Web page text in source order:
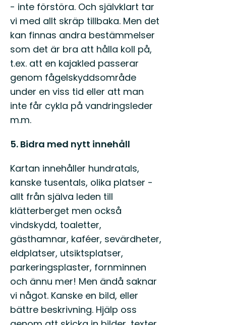
- inte förstöra. Och självklart tar
vi med allt skräp tillbaka. Men det
kan finnas andra bestämmelser
som det är bra att hålla koll på,
t.ex. att en kajakled passerar
genom fågelskyddsområde
under en viss tid eller att man
inte får cykla på vandringsleder
m.m.
5. Bidra med nytt innehåll
Kartan innehåller hundratals,
kanske tusentals, olika platser -
allt från själva leden till
klätterberget men också
vindskydd, toaletter,
gästhamnar, kaféer, sevärdheter,
eldplatser, utsiktsplatser,
parkeringsplaster, fornminnen
och ännu mer! Men ändå saknar
vi något. Kanske en bild, eller
bättre beskrivning. Hjälp oss